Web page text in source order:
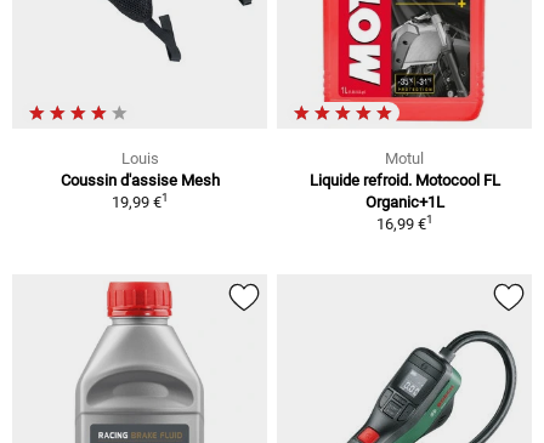
Louis
Coussin d'assise Mesh
19,99 €1
Motul
Liquide refroid. Motocool FL
Organic+1L
16,99 €1